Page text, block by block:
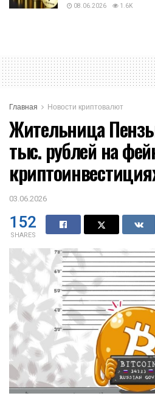
08.06.2026 1.6K
Главная Новости криптовалют
Жительница
тыс. рублей на
03.06.2026
152
SHARES